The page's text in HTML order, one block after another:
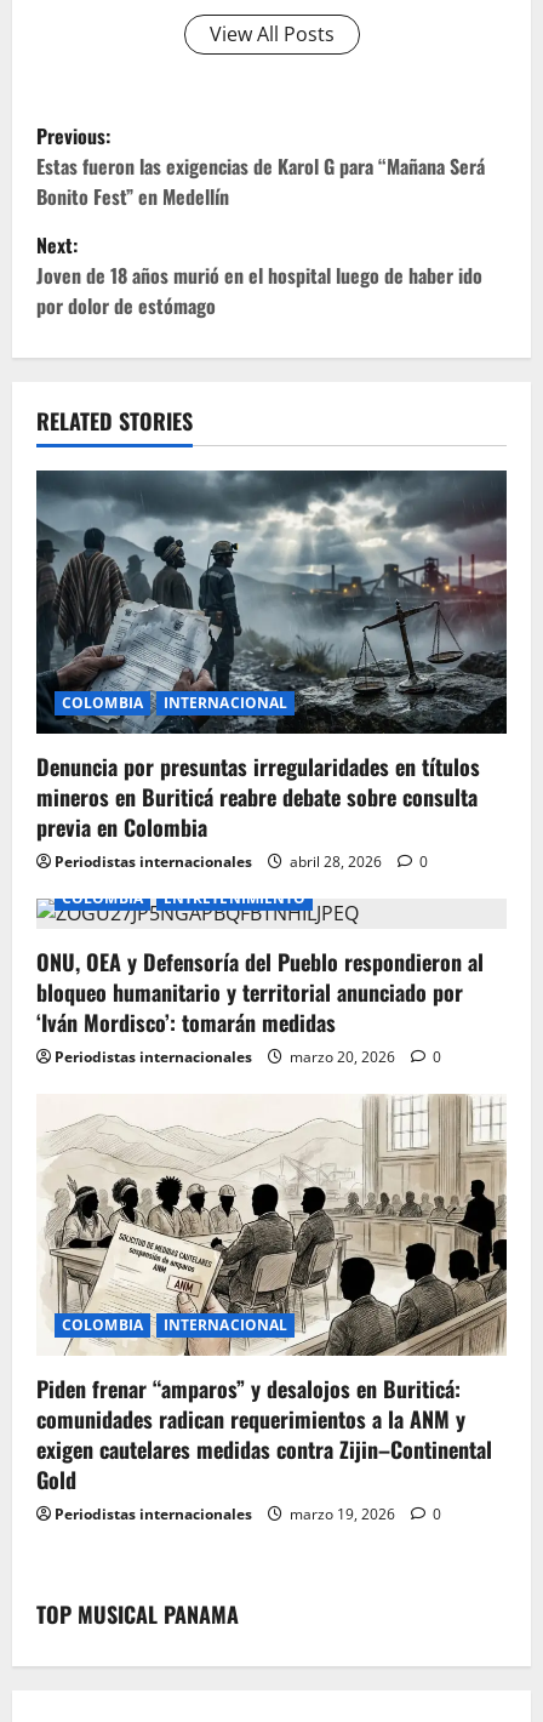
View All Posts
P
o
s
t
n
v
i
g
a
t
i
o
n
Previous:
Estas fueron las exigencias de Karol G para “Mañana Será
Bonito Fest” en Medellín
Next:
Joven de 18 años murió en el hospital luego de haber ido
por dolor de estómago
RELATED STORIES
COLOMBIA INTERNACIONAL
Denuncia por presuntas irregularidades en títulos
mineros en Buriticá reabre debate sobre consulta
previa en Colombia
Periodistas internacionales abril 28, 2026
0
COLOMBIA
ENTRETENIMIENTO
ONU, OEA y Defensoría del Pueblo respondieron al
bloqueo humanitario y territorial anunciado por
‘Iván Mordisco’: tomarán medidas
Periodistas internacionales marzo 20, 2026 0
COLOMBIA INTERNACIONAL
Piden frenar “amparos” y desalojos en Buriticá:
comunidades radican requerimientos a la ANM y
exigen cautelares medidas contra Zijin–Continental
Gold
Periodistas internacionales marzo 19, 2026 0
TOP MUSICAL PANAMA